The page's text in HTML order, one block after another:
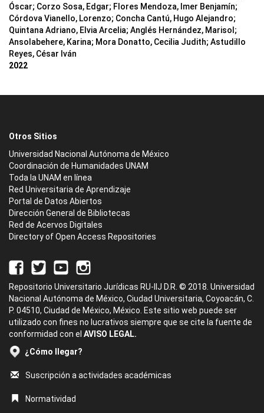
Óscar; Corzo Sosa, Edgar; Flores Mendoza, Imer Benjamín;
Córdova Vianello, Lorenzo; Concha Cantú, Hugo Alejandro;
Quintana Adriano, Elvia Arcelia; Anglés Hernández, Marisol ;
Ansolabehere, Karina; Mora Donatto, Cecilia Judith; Astudillo
Reyes, César Iván
2022
Otros Sitios
Universidad Nacional Autónoma de México
Coordinación de Humanidades UNAM
Toda la UNAM en línea
Red Universitaria de Aprendizaje
Portal de Datos Abiertos
Dirección General de Bibliotecas
Red de Acervos Digitales
Directory of Open Access Repositories
Repositorio Universitario Jurídicas RU-IIJ D.R. © 2018. Universidad
Nacional Autónoma de México, Ciudad Universitaria, Coyoacán, C.
P. 04510, Ciudad de México, México. Este sitio web puede ser
utilizado con fines no lucrativos siempre que se cite la fuente de
conformidad con el AVISO LEGAL.
¿Cómo llegar?
Suscripción a actividades académicas
Normatividad